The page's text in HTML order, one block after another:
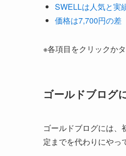
SWELLは人気と実
価格は7,700円の差
※各項目をクリックか
ゴールドブログ
ゴールドブログには、
定までを代わりにやっ